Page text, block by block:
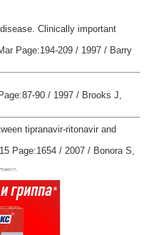
Clinically important
Page:194-209 / 1997 / Barry
90 / 1997 / Brooks J,
tipranavir-ritonavir and
Page:1654 / 2007 / Bonora S,